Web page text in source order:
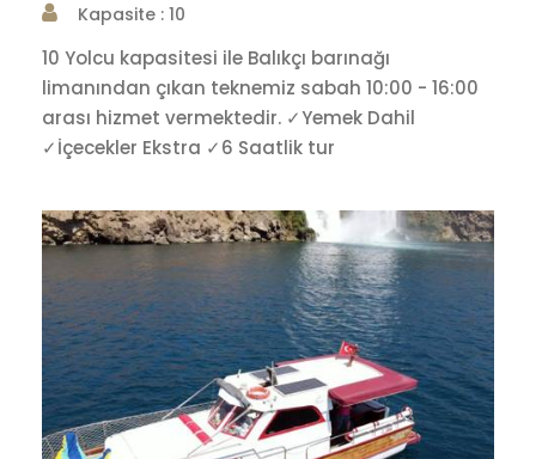
Kapasite : 10
10 Yolcu kapasitesi ile Balıkçı barınağı
limanından çıkan teknemiz sabah 10:00 - 16:00
arası hizmet vermektedir. ✓Yemek Dahil
✓İçecekler Ekstra ✓6 Saatlik tur